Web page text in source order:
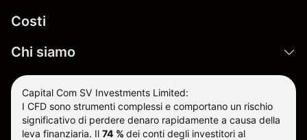
Costi
Chi siamo
Capital Com SV Investments Limited:
I CFD sono strumenti complessi e comportano un rischio
significativo di perdere denaro rapidamente a causa della
leva finanziaria. Il 74 % dei conti degli investitori al